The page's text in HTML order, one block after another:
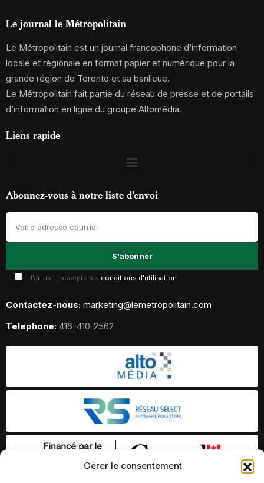
Gérer le consentement
Le journal le Métropolitain
Le Métropolitain est un journal francophone d’information
locale et régionale en format papier et numérique pour la
grande région de Toronto et sa banlieue.
Le Métropolitain fait partie du réseau de presse et de portails
d’information en ligne du groupe Altomédia.
Liens rapide
Abonnez-vous à notre liste d’envoi
J'ai lu et j'accepte les conditions d'utilisation
Contactez-nous: marketing@lemetropolitain.com
Telephone: 416-410-2562